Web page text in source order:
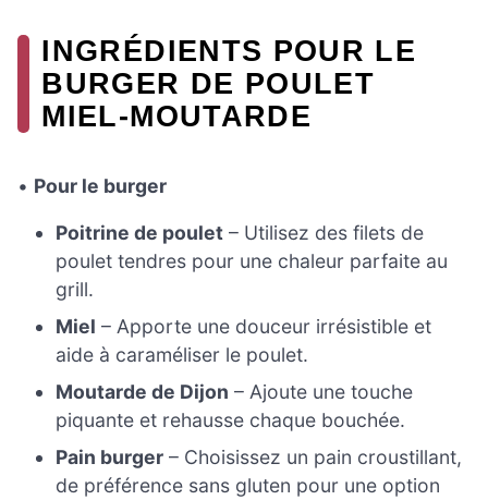
INGRÉDIENTS POUR LE
BURGER DE POULET
MIEL-MOUTARDE
• Pour le burger
Poitrine de poulet – Utilisez des filets de
poulet tendres pour une chaleur parfaite au
grill.
Miel – Apporte une douceur irrésistible et
aide à caraméliser le poulet.
Moutarde de Dijon – Ajoute une touche
piquante et rehausse chaque bouchée.
Pain burger – Choisissez un pain croustillant,
de préférence sans gluten pour une option